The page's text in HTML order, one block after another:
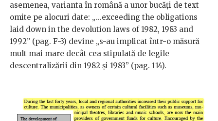
asemenea, varianta în română a unor bucăți de text
omite pe alocuri date: „...exceeding the obligations
laid down in the devolution laws of 1982, 1983 and
1992” (pag. F-3) devine „s-au implicat într-o măsură
mult mai mare decât cea stipulată de legile
descentralizării din 1982 și 1983” (pag. 114).